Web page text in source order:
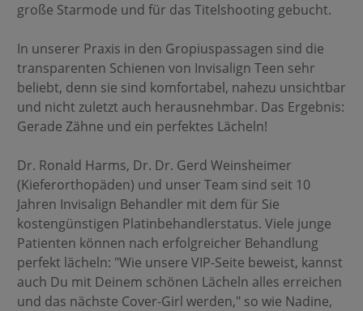
große Starmode und für das Titelshooting gebucht.
In unserer Praxis in den Gropiuspassagen sind die
transparenten Schienen von Invisalign Teen sehr
beliebt, denn sie sind komfortabel, nahezu unsichtbar
und nicht zuletzt auch herausnehmbar. Das Ergebnis:
Gerade Zähne und ein perfektes Lächeln!
Dr. Ronald Harms, Dr. Dr. Gerd Weinsheimer
(Kieferorthopäden) und unser Team sind seit 10
Jahren Invisalign Behandler mit dem für Sie
kostengünstigen Platinbehandlerstatus. Viele junge
Patienten können nach erfolgreicher Behandlung
perfekt lächeln: "Wie unsere VIP-Seite beweist, kannst
auch Du mit Deinem schönen Lächeln alles erreichen
und das nächste Cover-Girl werden," so wie Nadine,